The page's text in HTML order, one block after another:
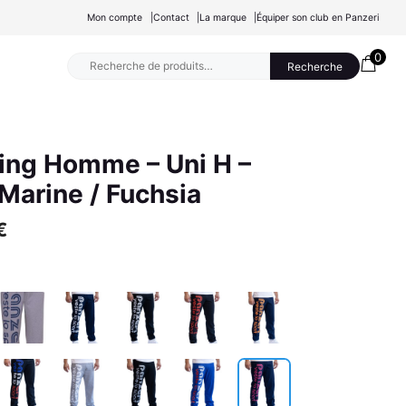
Mon compte Contact La marque Équiper son club en Panzeri
Recherche
Recherche
0
Homme – Uni H –
/ Fuchsia